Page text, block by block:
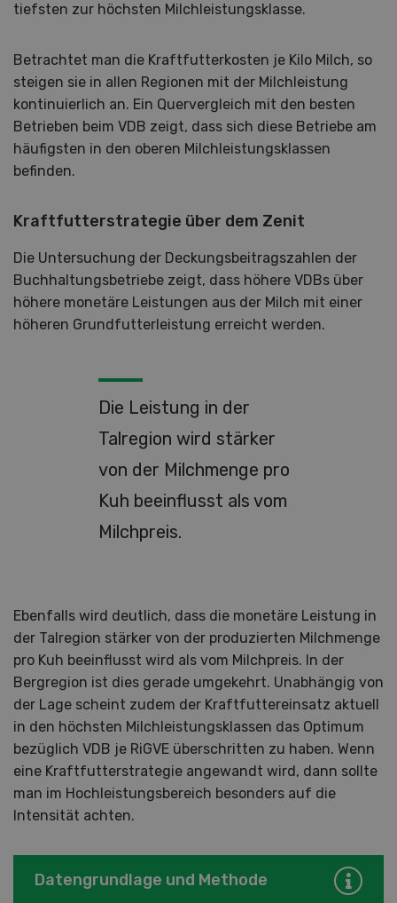
tiefsten zur höchsten Milchleistungsklasse.
Betrachtet man die Kraftfutterkosten je Kilo Milch, so
steigen sie in allen Regionen mit der Milchleistung
kontinuierlich an. Ein Quervergleich mit den besten
Betrieben beim VDB zeigt, dass sich diese Betriebe am
häufigsten in den oberen Milchleistungsklassen
befinden.
Kraftfutterstrategie über dem Zenit
Die Untersuchung der Deckungsbeitragszahlen der
Buchhaltungsbetriebe zeigt, dass höhere VDBs über
höhere monetäre Leistungen aus der Milch mit einer
höheren Grundfutterleistung erreicht werden.
Die Leistung in der
Talregion wird stärker
von der Milchmenge pro
Kuh beeinflusst als vom
Milchpreis.
Ebenfalls wird deutlich, dass die monetäre Leistung in
der Talregion stärker von der produzierten Milchmenge
pro Kuh beeinflusst wird als vom Milchpreis. In der
Bergregion ist dies gerade umgekehrt. Unabhängig von
der Lage scheint zudem der Kraftfuttereinsatz aktuell
in den höchsten Milchleistungsklassen das Optimum
bezüglich VDB je RiGVE überschritten zu haben. Wenn
eine Kraftfutterstrategie angewandt wird, dann sollte
man im Hochleistungsbereich besonders auf die
Intensität achten.
Datengrundlage und Methode